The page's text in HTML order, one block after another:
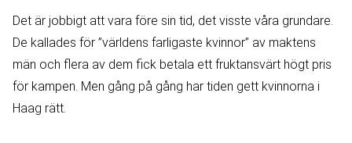
Det är jobbigt att vara före sin tid, det visste våra grundare.
De kallades för ”världens farligaste kvinnor” av maktens
män och flera av dem fick betala ett fruktansvärt högt pris
för kampen. Men gång på gång har tiden gett kvinnorna i
Haag rätt.